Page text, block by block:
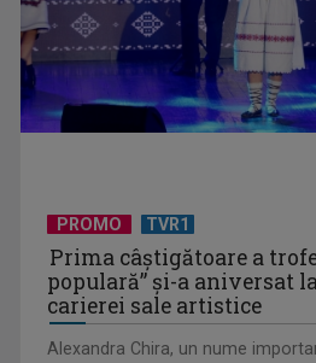
PROMO TVR1
Prima câştigătoare a
populară” şi-a aniversat
carierei sale artistice
Alexandra Chira, un nume